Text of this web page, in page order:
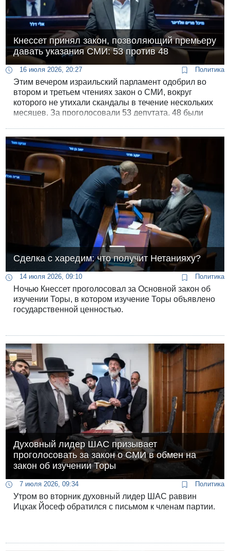
Кнессет принял закон, позволяющий премьеру
давать указания СМИ: 53 против 48
16 июля 2026, 20:27 Политика
Этим вечером израильский парламент одобрил во
втором и третьем чтениях закон о СМИ, вокруг
которого не утихали скандалы в течение нескольких
месяцев. За проголосовали 53 депутата, 48 были
еще в прошлом году.
Сделка с харедим: что получит Нетанияху?
14 июля 2026, 09:10 Политика
Ночью Кнессет проголосовал за Основной закон об
изучении Торы, в котором изучение Торы объявлено
государственной ценностью.
Духовный лидер ШАС призывает
проголосовать за закон о СМИ в обмен на
закон об изучении Торы
7 июля 2026, 09:34 Политика
Утром во вторник духовный лидер ШАС раввин
Ицхак Йосеф обратился с письмом к членам партии.